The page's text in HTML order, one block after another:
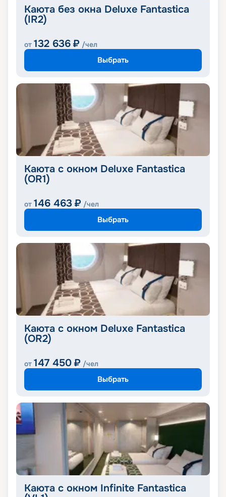
Каюта без окна Deluxe Fantastica
(IR2)
от 132 636 ₽ /чел
Выбрать
Каюта с окном Deluxe Fantastica
(OR1)
от 146 463 ₽ /чел
Выбрать
Каюта с окном Deluxe Fantastica
(OR2)
от 147 450 ₽ /чел
Выбрать
Каюта с окном Infinite Fantastica